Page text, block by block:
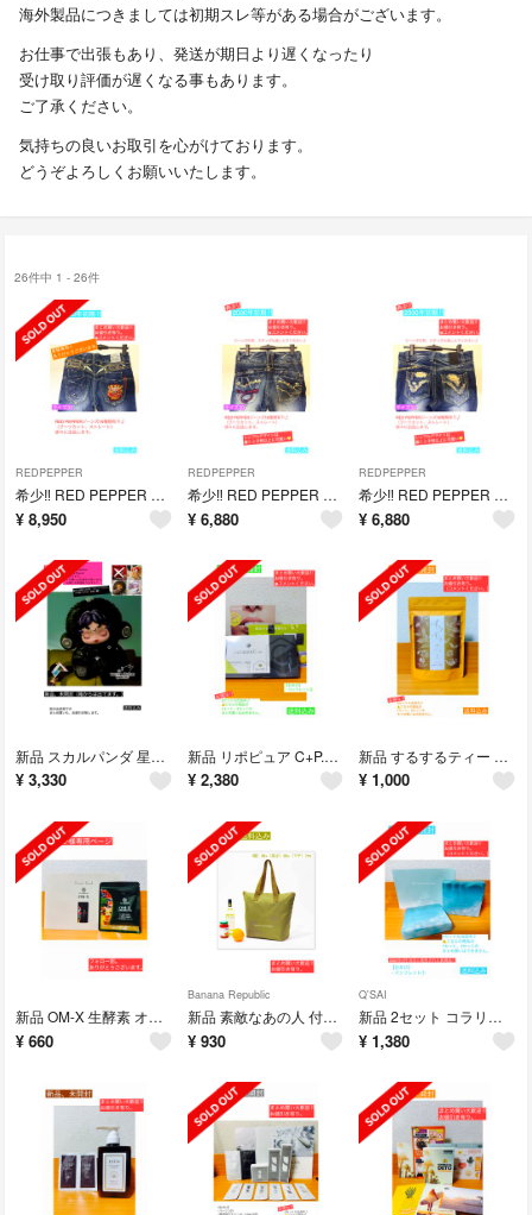
海外製品につきましては初期スレ等がある場合がございます。
お仕事で出張もあり、発送が期日より遅くなったり
受け取り評価が遅くなる事もあります。
ご了承ください。
気持ちの良いお取引を心がけております。
どうぞよろしくお願いいたします。
26件中 1 - 26件
REDPEPPER
希少‼︎ RED PEPPER Y2K W30 レッドペッパー バギー ストレート
¥ 8,950
REDPEPPER
希少‼︎ RED PEPPER Y2K W30 レッドペッパー バギー ストレート
¥ 6,880
REDPEPPER
希少‼︎ RED PEPPER Y2K W32 レッドペッパー バギー
¥ 6,880
新品 スカルパンダ 星夜之眸 Darkness SKULLPANDA ダークネス
¥ 3,330
新品 リポピュア C+P.E Lipopure 3g×30本
¥ 2,380
新品 するするティー 15包 養生仙薬研究
¥ 1,000
新品 OM-X 生酵素 オーエム エックス 14粒 7日分
¥ 660
Banana Republic
新品 素敵なあの人 付録 BANANAREPUBLIC 撥水加工 大容量バッグ
¥ 930
Q'SAI
新品 2セット コラリッチ ソア ハリ体感 トライアルセット 約14日間
¥ 1,380